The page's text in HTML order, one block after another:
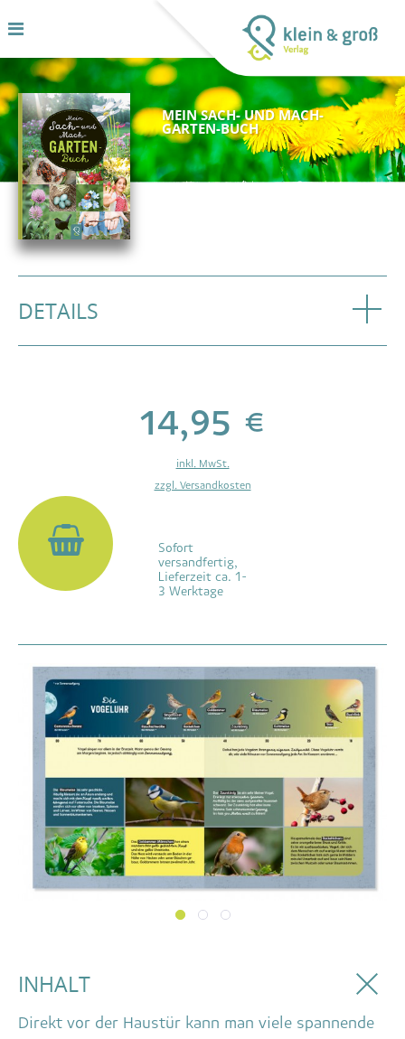
MEIN SACH- UND MACH-
GARTEN-BUCH
DETAILS
14,95 €
inkl. MwSt.
zzgl. Versandkosten
Sofort
versandfertig,
Lieferzeit ca. 1-
3 Werktage
INHALT
Direkt vor der Haustür kann man viele spannende